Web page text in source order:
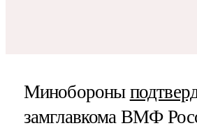
Минобороны
замглавкома ВМФ